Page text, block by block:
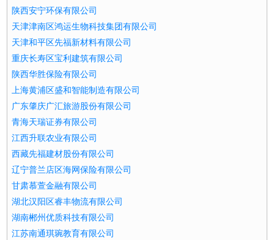
陕西安宁环保有限公司
天津津南区鸿运生物科技集团有限公司
天津和平区先福新材料有限公司
重庆长寿区宝利建筑有限公司
陕西华胜保险有限公司
上海黄浦区盛和智能制造有限公司
广东肇庆广汇旅游股份有限公司
青海天瑞证券有限公司
江西升联农业有限公司
西藏先福建材股份有限公司
辽宁普兰店区海网保险有限公司
甘肃慕萱金融有限公司
湖北汉阳区睿丰物流有限公司
湖南郴州优质科技有限公司
江苏南通琪琬教育有限公司